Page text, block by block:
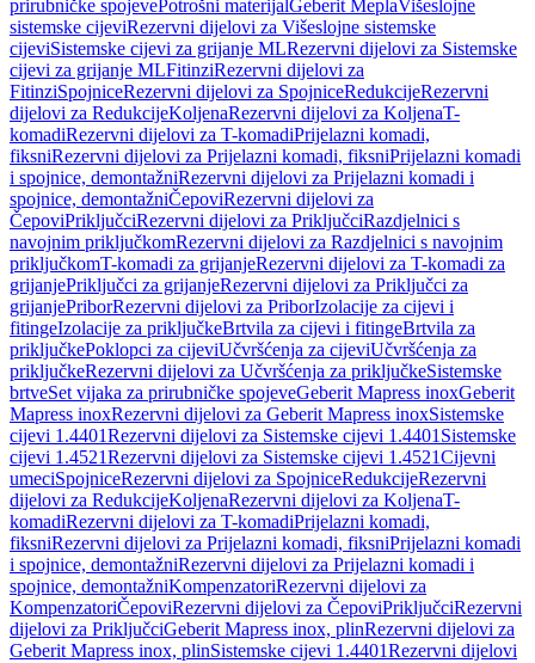
prirubničke spojevePotrošni materijalGeberit MeplaVišeslojne
sistemske cijeviRezervni dijelovi za Višeslojne sistemske
cijeviSistemske cijevi za grijanje MLRezervni dijelovi za Sistemske
cijevi za grijanje MLFitinziRezervni dijelovi za
FitinziSpojniceRezervni dijelovi za SpojniceRedukcijeRezervni
dijelovi za RedukcijeKoljenaRezervni dijelovi za KoljenaT-
komadiRezervni dijelovi za T-komadiPrijelazni komadi,
fiksniRezervni dijelovi za Prijelazni komadi, fiksniPrijelazni komadi
i spojnice, demontažniRezervni dijelovi za Prijelazni komadi i
spojnice, demontažniČepoviRezervni dijelovi za
ČepoviPriključciRezervni dijelovi za PriključciRazdjelnici s
navojnim priključkomRezervni dijelovi za Razdjelnici s navojnim
priključkomT-komadi za grijanjeRezervni dijelovi za T-komadi za
grijanjePriključci za grijanjeRezervni dijelovi za Priključci za
grijanjePriborRezervni dijelovi za PriborIzolacije za cijevi i
fitingeIzolacije za priključkeBrtvila za cijevi i fitingeBrtvila za
priključkePoklopci za cijeviUčvršćenja za cijeviUčvršćenja za
priključkeRezervni dijelovi za Učvršćenja za priključkeSistemske
brtveSet vijaka za prirubničke spojeveGeberit Mapress inoxGeberit
Mapress inoxRezervni dijelovi za Geberit Mapress inoxSistemske
cijevi 1.4401Rezervni dijelovi za Sistemske cijevi 1.4401 Sistemske
cijevi 1.4521Rezervni dijelovi za Sistemske cijevi 1.4521Cijevni
umeciSpojniceRezervni dijelovi za SpojniceRedukcijeRezervni
dijelovi za RedukcijeKoljenaRezervni dijelovi za KoljenaT-
komadiRezervni dijelovi za T-komadiPrijelazni komadi,
fiksniRezervni dijelovi za Prijelazni komadi, fiksniPrijelazni komadi
i spojnice, demontažniRezervni dijelovi za Prijelazni komadi i
spojnice, demontažniKompenzatoriRezervni dijelovi za
KompenzatoriČepoviRezervni dijelovi za ČepoviPriključciRezervni
dijelovi za PriključciGeberit Mapress inox, plinRezervni dijelovi za
Geberit Mapress inox, plinSistemske cijevi 1.4401Rezervni dijelovi